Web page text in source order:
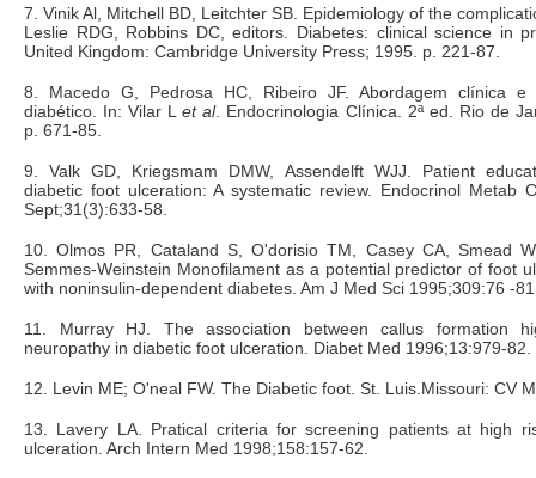
7. Vinik Al, Mitchell BD, Leitchter SB. Epidemiology of the
Leslie RDG, Robbins DC, editors. Diabetes: clinical science in
United Kingdom: Cambridge University Press; 1995. p. 221-87.
8. Macedo G, Pedrosa HC, Ribeiro JF. Abordagem clínica e
diabético. In: Vilar Let al. Endocrinologia Clínica. 2ª ed. Rio de
p. 671-85.
9. Valk GD, Kriegsmam DMW, Assendelft WJJ. Patient
diabetic foot ulceration: A systematic review. Endocrinol Metab
Sept;31(3):633-58.
10. Olmos PR, Cataland S, O'dorisio TM, Casey CA, Smead
Semmes-Weinstein Monofilament as a potential predictor of foot
with noninsulin-dependent diabetes. Am J Med Sci 1995;309:76 -
11. Murray HJ. The association between callus formation
neuropathy in diabetic foot ulceration. Diabet Med 1996;13:979-82.
12. Levin ME; O'neal FW. The Diabetic foot. St. Luis.Missouri: CV
13. Lavery LA. Pratical criteria for screening patients at high
ulceration. Arch Intern Med 1998;158:157-62.